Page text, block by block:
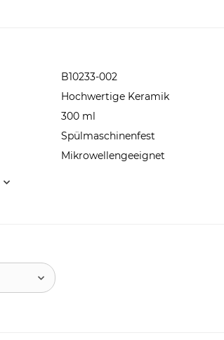
B10233-002
Hochwertige Keramik
300 ml
Spülmaschinenfest
Mikrowellengeeignet